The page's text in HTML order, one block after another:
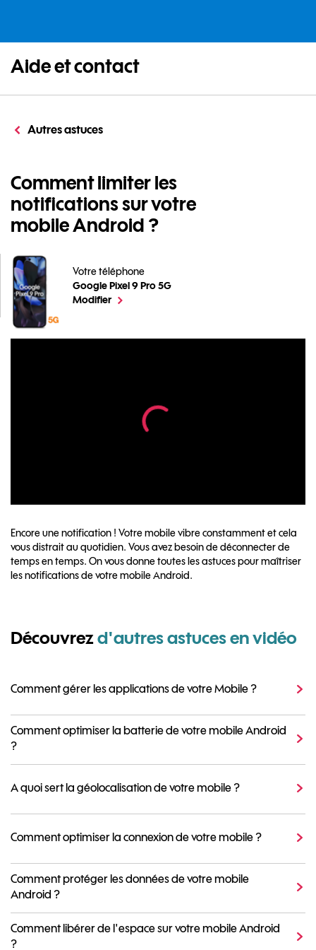
Aide et contact
Autres astuces
Comment limiter les
notifications sur votre
mobile Android ?
Votre téléphone
Google Pixel 9 Pro 5G
Comment limiter les notifications sur votre mobile
Modifierle téléphone sélectionné
Encore une notification ! Votre mobile vibre constamment et cela
vous distrait au quotidien. Vous avez besoin de déconnecter de
temps en temps. On vous donne toutes les astuces pour maîtriser
les notifications de votre mobile Android.
Découvrezd'autres astuces en vidéo
Comment gérer les applications de votre Mobile ?
Comment optimiser la batterie de votre mobile Android
?
A quoi sert la géolocalisation de votre mobile ?
Comment optimiser la connexion de votre mobile ?
Comment protéger les données de votre mobile
Android ?
Comment libérer de l'espace sur votre mobile Android
?